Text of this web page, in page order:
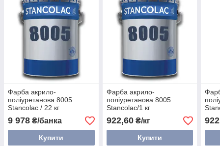
Фарба акрило-
поліуретанова 8005
Stancolac / 22 кг
9 978 ₴/банка
Купити
Фарба акрило-
поліуретанова 8005
Stancolac/1 кг
922,60₴/кг
Купити